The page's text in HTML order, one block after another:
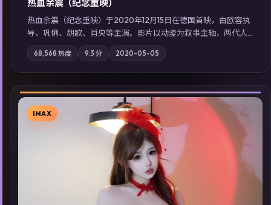
热血余震（纪念重映）
热血余震（纪念重映）于2020年12月15日在德国首映，由欧容执
导，巩俐、胡歌、肖央等主演。影片以动漫为叙事主轴，两代人
的执念在暴风雨夜正面相撞；摄影与配乐强化地域气质；站内亦
可通过「国产免费观看高清电视剧在线看」延展检索同类型高分
佳作，畅享高清在线追剧体验。
68,568 热度 9.3 分 2020-05-05
▶
IMAX